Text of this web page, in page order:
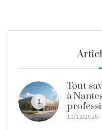
l’article
1
Tout
à
11/12/2025